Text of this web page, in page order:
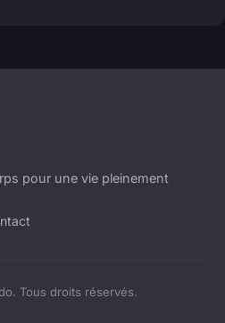
pour une vie pleinement
Tous droits réservés.